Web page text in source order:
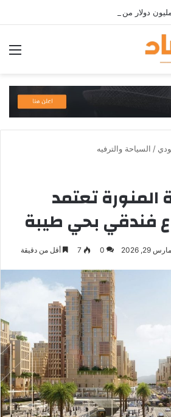
/ السياحة والترفيه
المنورة تعتمد
فندقي بحي طيبة
مارس 29, 2026 0
7 أقل من دقيقة